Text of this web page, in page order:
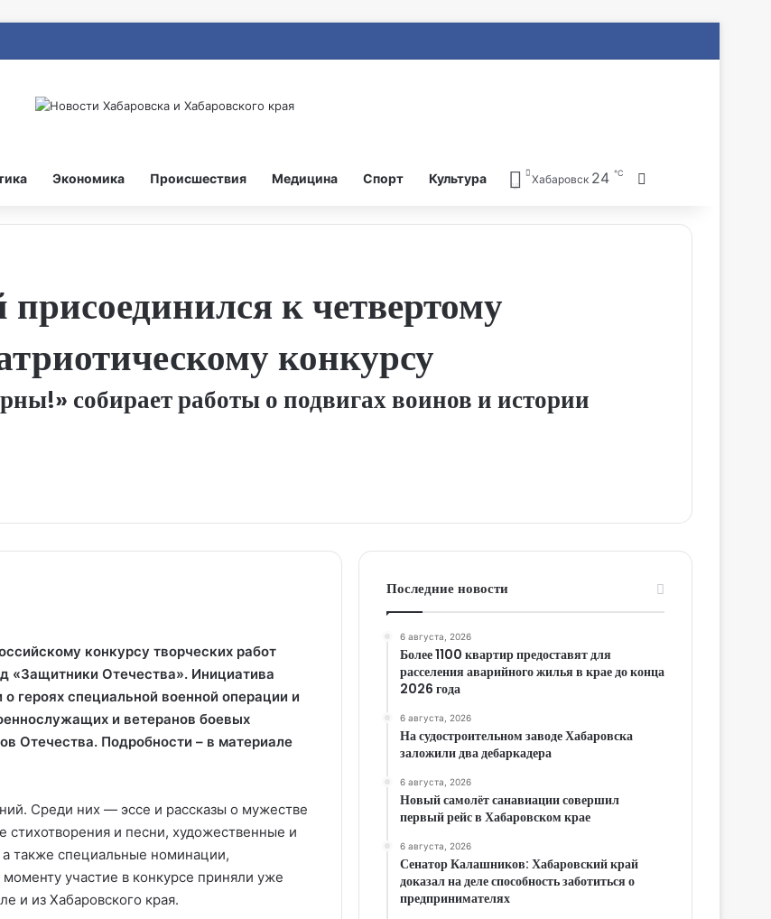
Экономика Происшествия Медицина Спорт Культура Хабаровск 24 ℃
к четвертому
конкурсу
собирает работы о подвигах воинов и истории
конкурсу творческих работ
«Защитники Отечества». Инициатива
героях специальной военной операции и
и ветеранов боевых
Отечества. Подробности – в материале
Среди них — эссе и рассказы о мужестве
стихотворения и песни, художественные и
также специальные номинации,
участие в конкурсе приняли уже
и из Хабаровского края.
Последние новости
6 августа, 2026
Более 1100 квартир предоставят для
расселения аварийного жилья в крае до конца
2026 года
6 августа, 2026
На судостроительном заводе Хабаровска
заложили два дебаркадера
6 августа, 2026
Новый самолёт санавиации совершил
первый рейс в Хабаровском крае
6 августа, 2026
Сенатор Калашников: Хабаровский край
доказал на деле способность заботиться о
предпринимателях